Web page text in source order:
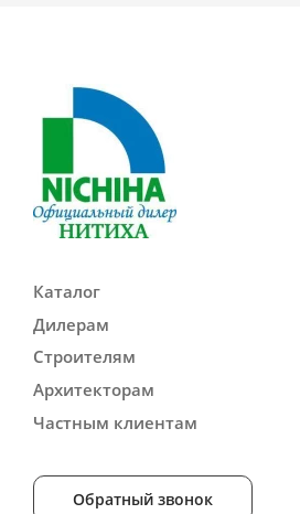
Каталог
Дилерам
Строителям
Архитекторам
Частным клиентам
Обратный звонок